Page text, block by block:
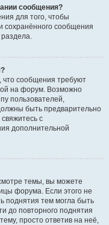
сообщения?
для того, чтобы
сохранённого сообщения
сообщения требуют
на форум. Возможно
пользователей,
быть предварительно
с
дополнительной
темы, вы можете
форума. Если этого не
поднятия тем могла быть
до повторного поднятия
просто ответив на неё,